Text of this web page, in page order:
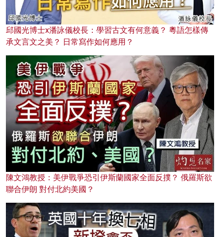
邱國光博士x潘詠儀校長：學習古文有何意義？ 粵語怎樣傳
承文言文之美？ 日常寫作如何應用？
陳文鴻教授：美伊戰爭恐引伊斯蘭國家全面反撲？ 俄羅斯欲
聯合伊朗 對付北約美國？